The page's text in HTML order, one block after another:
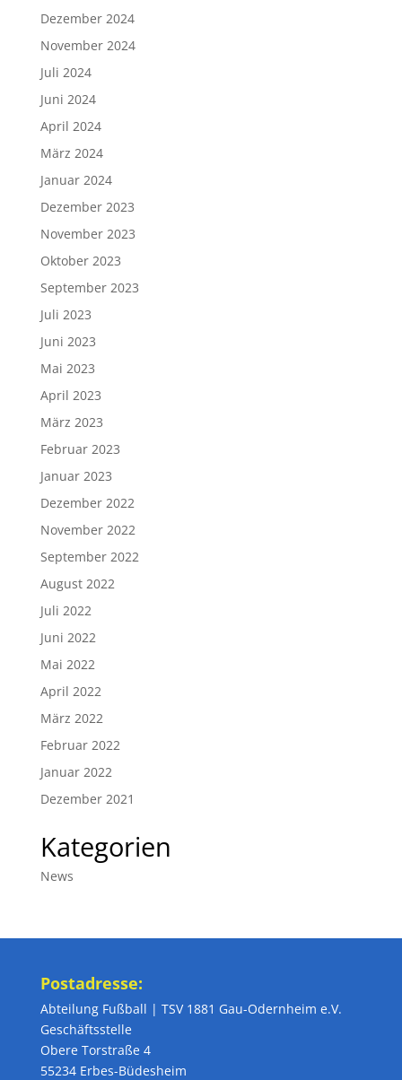
Dezember 2024
November 2024
Juli 2024
Juni 2024
April 2024
März 2024
Januar 2024
Dezember 2023
November 2023
Oktober 2023
September 2023
Juli 2023
Juni 2023
Mai 2023
April 2023
März 2023
Februar 2023
Januar 2023
Dezember 2022
November 2022
September 2022
August 2022
Juli 2022
Juni 2022
Mai 2022
April 2022
März 2022
Februar 2022
Januar 2022
Dezember 2021
Kategorien
News
Postadresse:
Abteilung Fußball | TSV 1881 Gau-Odernheim e.V.
Geschäftsstelle
Obere Torstraße 4
55234 Erbes-Büdesheim